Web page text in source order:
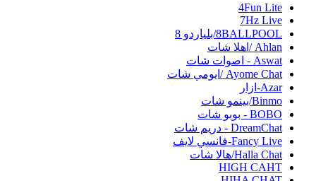
4Fun Lite
7Hz Live
8BALLPOOL/بلياردو 8
Ahlan /اهلا شات
Aswat - اصوات شات
Ayome Chat /ايومي شات
Azar-ازار
Binmo/بينمو شات
BOBO - بوبو شات
DreamChat - دريم شات
Fancy Live-فانسي لايف
Halla Chat/هالا شات
HIGH CAHT